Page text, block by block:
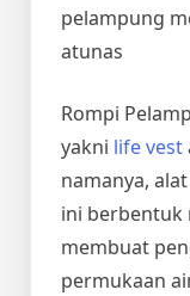
pelampung
atunas
Rompi
yakni life vest
namanya,
ini berbentuk
membuat
permukaan